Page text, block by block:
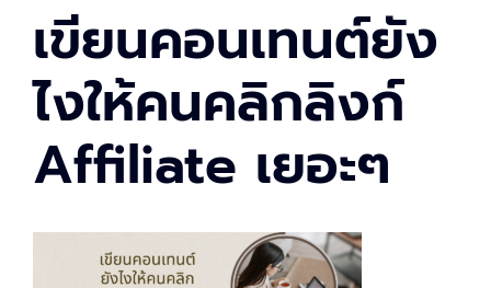
เขียนคอนเทนต์ยัง
ไงให้คนคลิกลิงก์
Affiliate เยอะๆ